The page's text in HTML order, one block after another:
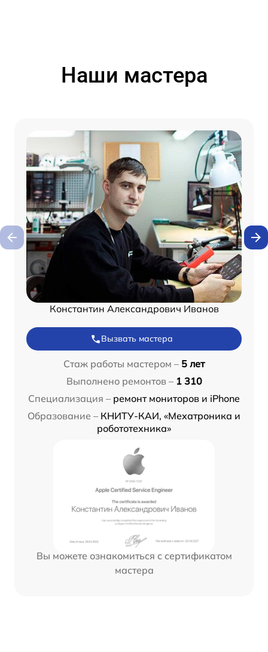
Наши мастера
Константин Александрович Иванов
Вызвать мастера
Стаж работы мастером – 5 лет
Выполнено ремонтов – 1 310
Специализация – ремонт мониторов и iPhone
Образование – КНИТУ-КАИ, «Мехатроника и
робототехника»
Вы можете ознакомиться с сертификатом
мастера